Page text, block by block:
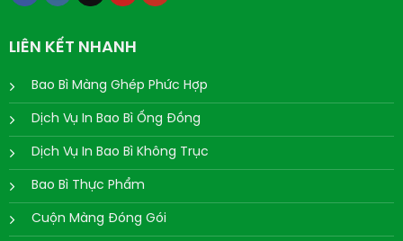
LIÊN KẾT NHANH
Bao Bì Màng Ghép Phức Hợp
Dịch Vụ In Bao Bì Ống Đồng
Dịch Vụ In Bao Bì Không Trục
Bao Bì Thực Phẩm
Cuộn Màng Đóng Gói